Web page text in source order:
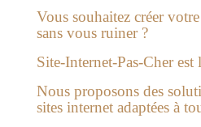
Vous souhaitez créer
sans vous ruiner ?
Site-Internet-Pas-Cher
Nous proposons des
sites internet adaptées à